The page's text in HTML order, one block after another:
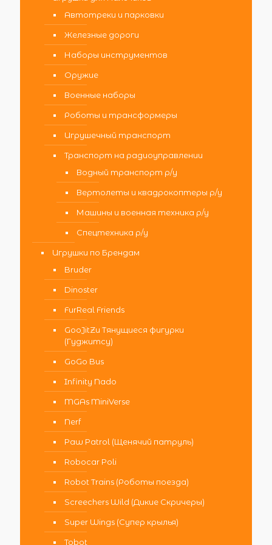
Автотреки и парковки
Железные дороги
Наборы инструментов
Оружие
Военные наборы
Роботы и трансформеры
Игрушечный транспорт
Транспорт на радиоуправлении
Водный транспорт р/у
Вертолеты и квадрокоптеры р/у
Машины и военная техника р/у
Спецтехника р/у
Игрушки по Брендам
Bruder
Dinoster
FurReal Friends
GooJitZu Тянущиеся фигурки
(Гуджитсу)
GoGo Bus
Infinity Nado
MGAs MiniVerse
Nerf
Paw Patrol (Щенячий патруль)
Robocar Poli
Robot Trains (Роботы поезда)
Screechers Wild (Дикие Скричеры)
Super Wings (Супер крылья)
Tobot